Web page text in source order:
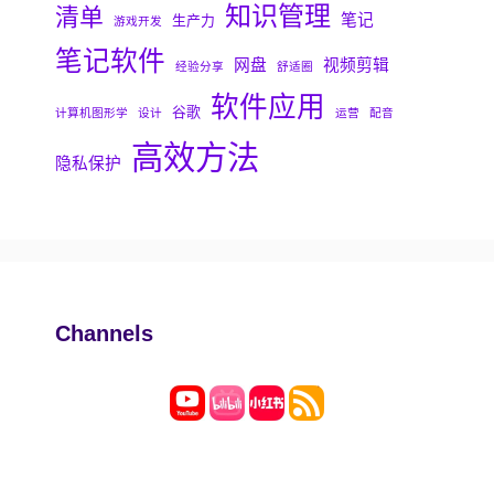
清单 游戏开发 生产力 知识管理 笔记
笔记软件 经验分享 网盘 舒适圈 视频剪辑
计算机图形学 设计 谷歌 软件应用 运营 配音
隐私保护 高效方法
Channels